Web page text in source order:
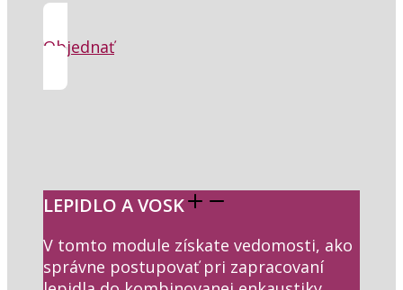
Objednať
LEPIDLO A VOSK
V tomto module získate vedomosti, ako
správne postupovať pri zapracovaní